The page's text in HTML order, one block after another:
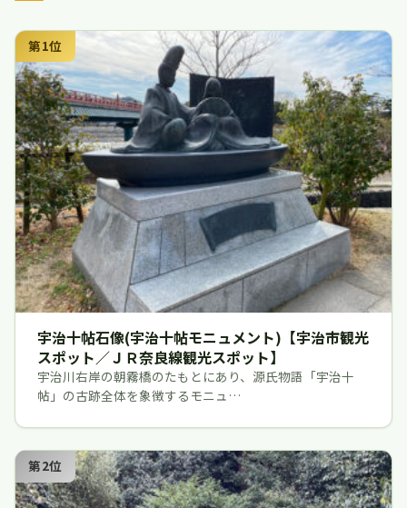
第1位
宇治十帖石像(宇治十帖モニュメント)【宇治市観光
スポット／ＪＲ奈良線観光スポット】
宇治川右岸の朝霧橋のたもとにあり、源氏物語「宇治十
帖」の古跡全体を象徴するモニュ…
第2位